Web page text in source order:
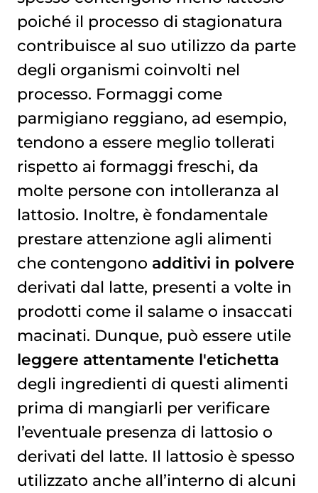
poiché il processo di stagionatura
contribuisce al suo utilizzo da parte
degli organismi coinvolti nel
processo. Formaggi come
parmigiano reggiano, ad esempio,
tendono a essere meglio tollerati
rispetto ai formaggi freschi, da
molte persone con intolleranza al
lattosio. Inoltre, è fondamentale
prestare attenzione agli alimenti
che contengono additivi in polvere
derivati dal latte, presenti a volte in
prodotti come il salame o insaccati
macinati. Dunque, può essere utile
leggere attentamente l'etichetta
degli ingredienti di questi alimenti
prima di mangiarli per verificare
l’eventuale presenza di lattosio o
derivati del latte. Il lattosio è spesso
utilizzato anche all’interno di alcuni